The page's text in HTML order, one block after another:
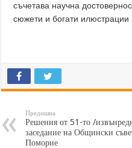
съчетава научна
сюжети и богати илюстрации
Предишна
Решения от 51-то /
заседание на Общински
Поморие